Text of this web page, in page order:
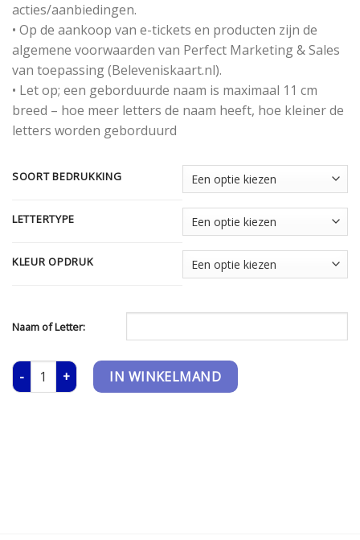
acties/aanbiedingen.
• Op de aankoop van e-tickets en producten zijn de
algemene voorwaarden van Perfect Marketing & Sales
van toepassing (Beleveniskaart.nl).
• Let op; een geborduurde naam is maximaal 11 cm
breed – hoe meer letters de naam heeft, hoe kleiner de
letters worden geborduurd
SOORT BEDRUKKING
LETTERTYPE
KLEUR OPDRUK
Naam of Letter:
XL Shopper - Taupe aantalIN WINKELMAND